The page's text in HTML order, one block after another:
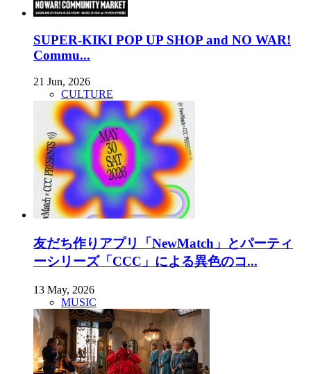
SUPER-KIKI POP UP SHOP and NO WAR!
Commu...
21 Jun, 2026
CULTURE
友だち作りアプリ「NewMatch」とパーティ
ーシリーズ「CCC」による異色のコ...
13 May, 2026
MUSIC